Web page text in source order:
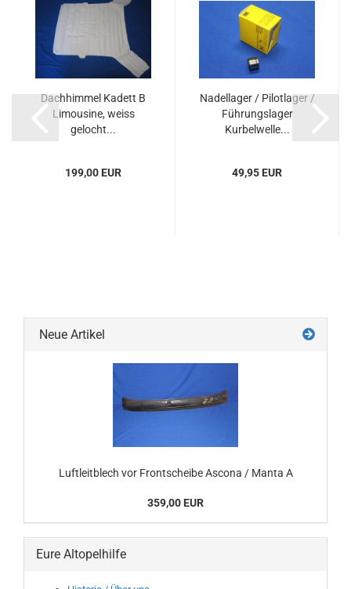
Dachhimmel Kadett B
Limousine, weiss
gelocht...
199,00 EUR
Nadellager / Pilotlager /
Führungslager
Kurbelwelle...
49,95 EUR
Neue Artikel
Luftleitblech vor Frontscheibe Ascona / Manta A
359,00 EUR
Eure Altopelhilfe